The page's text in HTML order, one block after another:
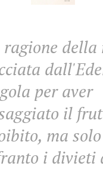
ragione della
per aver
il
ma
i divieti